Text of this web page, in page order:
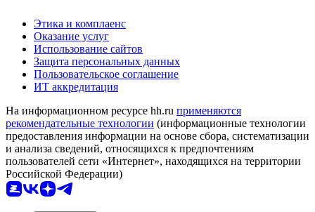
Этика и комплаенс
Оказание услуг
Использование сайтов
Защита персональных данных
Пользовательское соглашение
ИТ аккредитация
На информационном ресурсе hh.ru применяются
рекомендательные технологии (информационные технологии
предоставления информации на основе сбора, систематизации
и анализа сведений, относящихся к предпочтениям
пользователей сети «Интернет», находящихся на территории
Российской Федерации)